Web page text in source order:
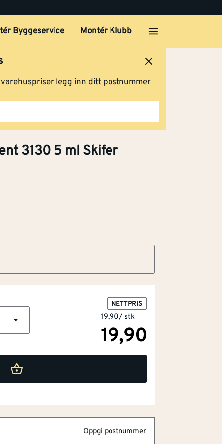
Byggeservice Montér Klubb
legg inn ditt postnummer
3130 5 ml Skifer
Klikk og hent
Klikk og hent
Klikk og hent
NETTPRIS
19,90/ stk
19,90
Oppgi postnummer